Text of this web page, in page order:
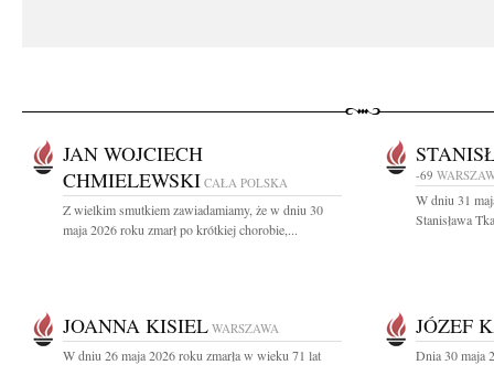
JAN WOJCIECH
CHMIELEWSKI CAŁA POLSKA
Z wielkim smutkiem zawiadamiamy, że w dniu 30
maja 2026 roku zmarł po krótkiej chorobie,...
-69
W dniu 31
Stanisława
JOANNA KISIEL WARSZAWA
W dniu 26 maja 2026 roku zmarła w wieku 71 lat
JÓZEF
Dnia 30 maja